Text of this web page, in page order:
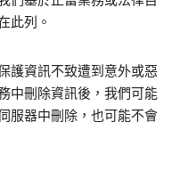
此列。
護資訊不致遭到意外或惡
中刪除資訊後，我們可能
服器中刪除，也可能不會